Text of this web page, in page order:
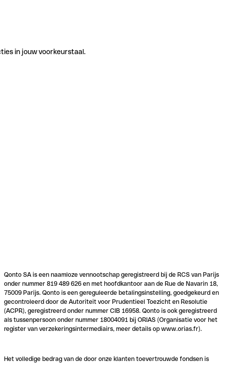
in jouw voorkeurstaal.
Qonto SA is een naamloze vennootschap geregistreerd bij de RCS van Parijs
onder nummer 819 489 626 en met hoofdkantoor aan de Rue de Navarin 18,
75009 Parijs. Qonto is een gereguleerde betalingsinstelling, goedgekeurd en
gecontroleerd door de Autoriteit voor Prudentieel Toezicht en Resolutie
(ACPR), geregistreerd onder nummer CIB 16958. Qonto is ook geregistreerd
als tussenpersoon onder nummer 18004091 bij ORIAS (Organisatie voor het
register van verzekeringsintermediairs, meer details op www.orias.fr).
Het volledige bedrag van de door onze klanten toevertrouwde fondsen is